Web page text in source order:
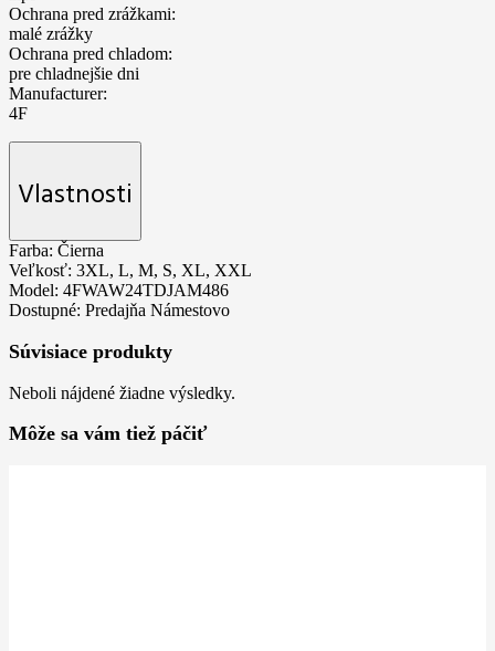
Ochrana pred zrážkami:
malé zrážky
Ochrana pred chladom:
pre chladnejšie dni
Manufacturer:
4F
Vlastnosti
Farba: Čierna
Veľkosť: 3XL, L, M, S, XL, XXL
Model: 4FWAW24TDJAM486
Dostupné: Predajňa Námestovo
Súvisiace produkty
Neboli nájdené žiadne výsledky.
Môže sa vám tiež páčiť